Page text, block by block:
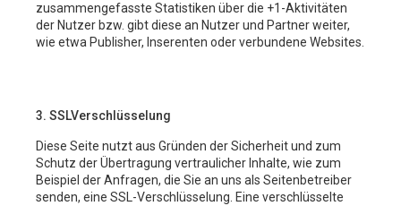
zusammengefasste Statistiken über die +1-Aktivitäten
der Nutzer bzw. gibt diese an Nutzer und Partner weiter,
wie etwa Publisher, Inserenten oder verbundene Websites.
3. SSLVerschlüsselung
Diese Seite nutzt aus Gründen der Sicherheit und zum
Schutz der Übertragung vertraulicher Inhalte, wie zum
Beispiel der Anfragen, die Sie an uns als Seitenbetreiber
senden, eine SSL-Verschlüsselung. Eine verschlüsselte